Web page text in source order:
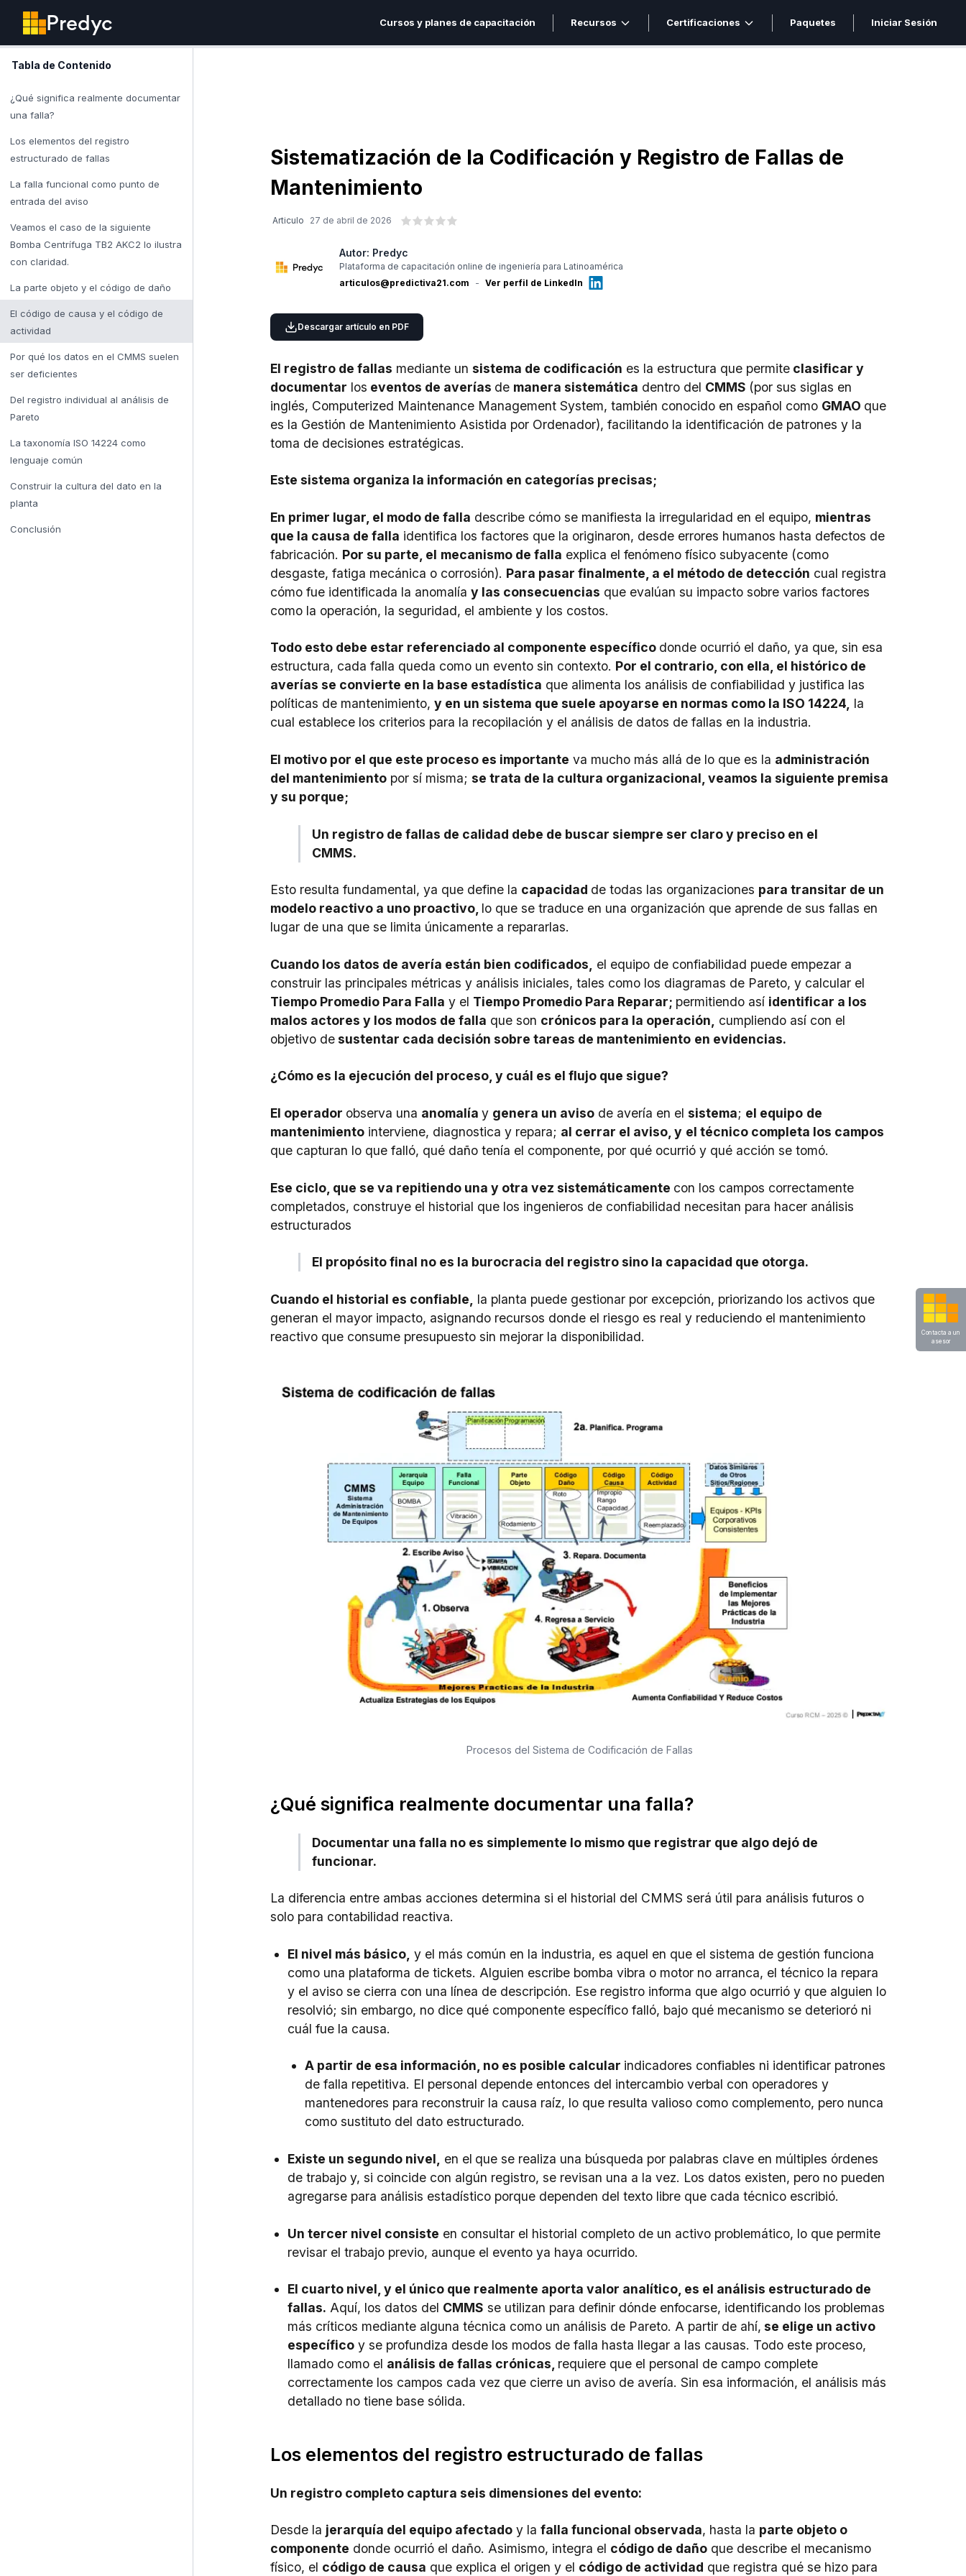
Contacta a un
asesor
Predyc Cursos y planes de capacitación Recursos Certificaciones Paquetes Iniciar Sesión
Tabla de Contenido
¿Qué significa realmente documentar
una falla?
Los elementos del registro
estructurado de fallas
La falla funcional como punto de
entrada del aviso
Veamos el caso de la siguiente
Bomba Centrífuga TB2 AKC2 lo ilustra
con claridad.
La parte objeto y el código de daño
El código de causa y el código de
actividad
Por qué los datos en el CMMS suelen
ser deficientes
Del registro individual al análisis de
Pareto
La taxonomía ISO 14224 como
lenguaje común
Construir la cultura del dato en la
planta
Conclusión
Sistematización de la Codificación y Registro de Fallas de
Mantenimiento
Articulo 27 de abril de 2026
Autor: Predyc
Plataforma de capacitación online de ingeniería para Latinoamérica
articulos@predictiva21.com
- Ver perfil de LinkedIn
Descargar artículo en PDF
El registro de fallas mediante unsistema de codificación es la estructura que permite clasificar y
documentar los eventos de averías de manera sistemática dentro del CMMS (por sus siglas en
inglés, Computerized Maintenance Management System, también conocido en español como GMAO que
es la Gestión de Mantenimiento Asistida por Ordenador), facilitando la identificación de patrones y la
toma de decisiones estratégicas.
Este sistema organiza la información en categorías precisas;
En primer lugar, el modo de falla describe cómo se manifiesta la irregularidad en el equipo, mientras
que la causa de falla identifica los factores que la originaron, desde errores humanos hasta defectos de
fabricación. Por su parte, el mecanismo de falla explica el fenómeno físico subyacente (como
desgaste, fatiga mecánica o corrosión). Para pasar finalmente, a el método de detección cual registra
cómo fue identificada la anomalíay las consecuencias que evalúan su impacto sobre varios factores
como la operación, la seguridad, el ambiente y los costos.
Todo esto debe estar referenciado al componente específico donde ocurrió el daño, ya que, sin esa
estructura, cada falla queda como un evento sin contexto. Por el contrario, con ella, el histórico de
averías se convierte en la base estadística que alimenta los análisis de confiabilidad y justifica las
políticas de mantenimiento,y en un sistema que suele apoyarse en normas como la ISO 14224, la
cual establece los criterios para la recopilación y el análisis de datos de fallas en la industria.
El motivo por el que este proceso es importante va mucho más allá de lo que es la administración
del mantenimiento por sí misma;se trata de la cultura organizacional, veamos la siguiente premisa
y su porque;
Un registro de fallas de calidad debe de buscar siempre ser claro y preciso en el
CMMS.
Esto resulta fundamental, ya que define la capacidad de todas las organizaciones para transitar de un
modelo reactivo a uno proactivo, lo que se traduce en una organización que aprende de sus fallas en
lugar de una que se limita únicamente a repararlas.
Cuando los datos de avería están bien codificados,
el equipo de confiabilidad puede empezar a
construir las principales métricas y análisis iniciales, tales como los diagramas de Pareto, y calcular el
Tiempo Promedio Para Falla y el Tiempo Promedio Para Reparar; permitiendo así identificar a los
malos actores y los modos de falla que son crónicos para la operación,
cumpliendo así con el
objetivo desustentar cada decisión sobre tareas de mantenimiento en evidencias.
¿Cómo es la ejecución del proceso, y cuál es el flujo que sigue?
El operador observa una anomalíay genera un aviso de avería en elsistema; el equipo de
mantenimiento interviene, diagnostica y repara; al cerrar el aviso, y el técnico completa los campos
que capturan lo que falló, qué daño tenía el componente, por qué ocurrió y qué acción se tomó.
Ese ciclo, que se va repitiendo una y otra vez sistemáticamente con los campos correctamente
completados, construye el historial que los ingenieros de confiabilidad necesitan para hacer análisis
estructurados
El propósito final no es la burocracia del registro sino la capacidad que otorga.
Cuando el historial es confiable,
la planta puede gestionar por excepción, priorizando los activos que
generan el mayor impacto, asignando recursos donde el riesgo es real y reduciendo el mantenimiento
reactivo que consume presupuesto sin mejorar la disponibilidad.
Procesos del Sistema de Codificación de Fallas
¿Qué significa realmente documentar una falla?
Documentar una falla no es simplemente lo mismo que registrar que algo dejó de
funcionar.
La diferencia entre ambas acciones determina si el historial del CMMS será útil para análisis futuros o
solo para contabilidad reactiva.
El nivel más básico, y el más común en la industria, es aquel en que el sistema de gestión funciona
como una plataforma de tickets. Alguien escribe bomba vibra o motor no arranca, el técnico la repara
y el aviso se cierra con una línea de descripción. Ese registro informa que algo ocurrió y que alguien lo
resolvió; sin embargo, no dice qué componente específico falló, bajo qué mecanismo se deterioró ni
cuál fue la causa.
A partir de esa información, no es posible calcular indicadores confiables ni identificar patrones
de falla repetitiva. El personal depende entonces del intercambio verbal con operadores y
mantenedores para reconstruir la causa raíz, lo que resulta valioso como complemento, pero nunca
como sustituto del dato estructurado.
Existe un segundo nivel, en el que se realiza una búsqueda por palabras clave en múltiples órdenes
de trabajo y, si coincide con algún registro, se revisan una a la vez. Los datos existen, pero no pueden
agregarse para análisis estadístico porque dependen del texto libre que cada técnico escribió.
Un tercer nivel consiste en consultar el historial completo de un activo problemático, lo que permite
revisar el trabajo previo, aunque el evento ya haya ocurrido.
El cuarto nivel, y el único que realmente aporta valor analítico, es el análisis estructurado de
fallas. Aquí, los datos del CMMS se utilizan para definir dónde enfocarse, identificando los problemas
más críticos mediante alguna técnica como un análisis de Pareto. A partir de ahí, se elige un activo
específico y se profundiza desde los modos de falla hasta llegar a las causas. Todo este proceso,
llamado como el análisis de fallas crónicas, requiere que el personal de campo complete
correctamente los campos cada vez que cierre un aviso de avería. Sin esa información, el análisis más
detallado no tiene base sólida.
Los elementos del registro estructurado de fallas
Un registro completo captura seis dimensiones del evento:
Desde la jerarquía del equipo afectado y lafalla funcional observada, hasta la parte objeto o
componente donde ocurrió el daño. Asimismo, integra el código de daño que describe el mecanismo
físico, el código de causa que explica el origen y el código de actividad que registra qué se hizo para